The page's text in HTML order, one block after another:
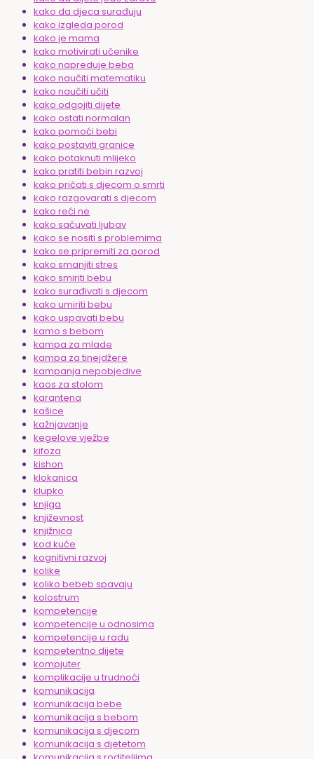
kako da djeca surađuju
kako izgleda porod
kako je mama
kako motivirati učenike
kako napreduje beba
kako naučiti matematiku
kako naučiti učiti
kako odgojiti dijete
kako ostati normalan
kako pomoći bebi
kako postaviti granice
kako potaknuti mlijeko
kako pratiti bebin razvoj
kako pričati s djecom o smrti
kako razgovarati s djecom
kako reći ne
kako sačuvati ljubav
kako se nositi s problemima
kako se pripremiti za porod
kako smanjiti stres
kako smiriti bebu
kako surađivati s djecom
kako umiriti bebu
kako uspavati bebu
kamo s bebom
kampa za mlade
kampa za tinejdžere
kampanja nepobjedive
kaos za stolom
karantena
kašice
kažnjavanje
kegelove vježbe
kifoza
kishon
klokanica
klupko
knjiga
književnost
knjižnica
kod kuće
kognitivni razvoj
kolike
koliko bebeb spavaju
kolostrum
kompetencije
kompetencije u odnosima
kompetencije u radu
kompetentno dijete
kompjuter
komplikacije u trudnoći
komunikacija
komunikacija bebe
komunikacija s bebom
komunikacija s djecom
komunikacija s djetetom